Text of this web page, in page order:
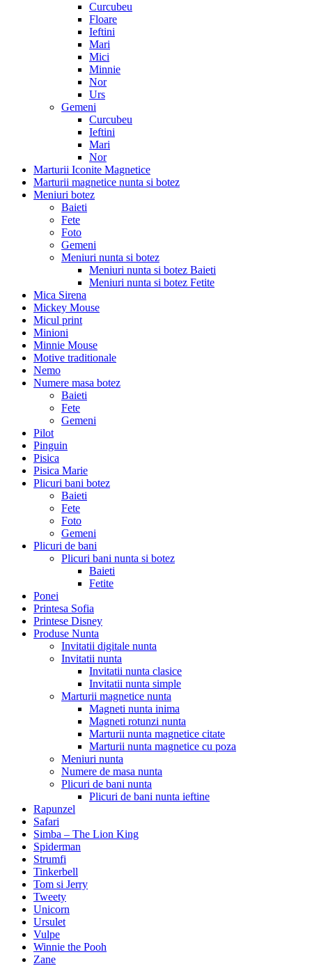
Curcubeu
Floare
Ieftini
Mari
Mici
Minnie
Nor
Urs
Gemeni
Curcubeu
Ieftini
Mari
Nor
Marturii Iconite Magnetice
Marturii magnetice nunta si botez
Meniuri botez
Baieti
Fete
Foto
Gemeni
Meniuri nunta si botez
Meniuri nunta si botez Baieti
Meniuri nunta si botez Fetite
Mica Sirena
Mickey Mouse
Micul print
Minioni
Minnie Mouse
Motive traditionale
Nemo
Numere masa botez
Baieti
Fete
Gemeni
Pilot
Pinguin
Pisica
Pisica Marie
Plicuri bani botez
Baieti
Fete
Foto
Gemeni
Plicuri de bani
Plicuri bani nunta si botez
Baieti
Fetite
Ponei
Printesa Sofia
Printese Disney
Produse Nunta
Invitatii digitale nunta
Invitatii nunta
Invitatii nunta clasice
Invitatii nunta simple
Marturii magnetice nunta
Magneti nunta inima
Magneti rotunzi nunta
Marturii nunta magnetice citate
Marturii nunta magnetice cu poza
Meniuri nunta
Numere de masa nunta
Plicuri de bani nunta
Plicuri de bani nunta ieftine
Rapunzel
Safari
Simba – The Lion King
Spiderman
Strumfi
Tinkerbell
Tom si Jerry
Tweety
Unicorn
Ursulet
Vulpe
Winnie the Pooh
Zane